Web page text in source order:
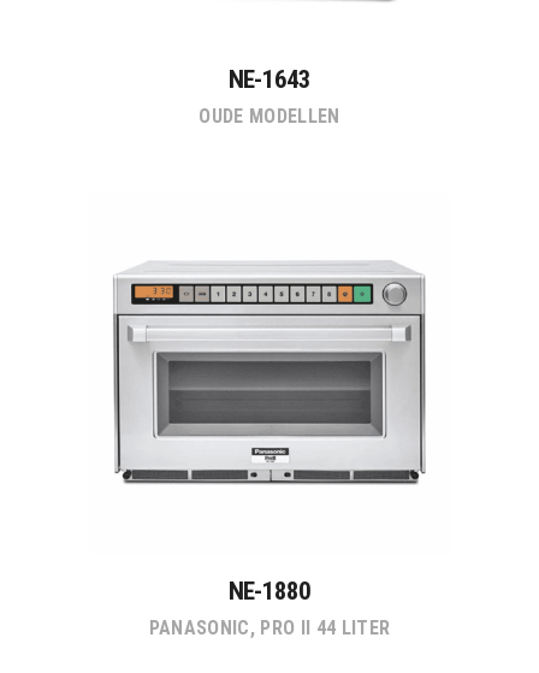
NE-1643
OUDE MODELLEN
NE-1880
PANASONIC, PRO II 44 LITER